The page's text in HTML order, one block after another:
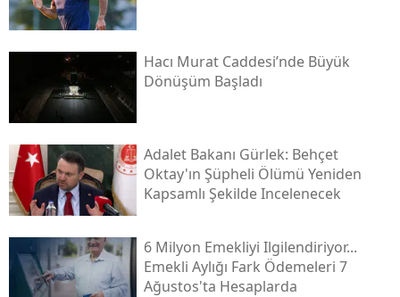
Hacı Murat Caddesi’nde Büyük
Dönüşüm Başladı
Adalet Bakanı Gürlek: Behçet
Oktay'ın Şüpheli Ölümü Yeniden
Kapsamlı Şekilde Incelenecek
6 Milyon Emekliyi Ilgilendiriyor...
Emekli Aylığı Fark Ödemeleri 7
Ağustos'ta Hesaplarda